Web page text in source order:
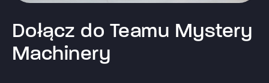
Dołącz do Teamu Mystery
Machinery